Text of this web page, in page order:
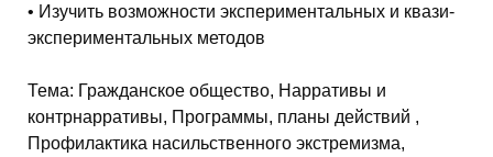
• Изучить возможности экспериментальных и квази-
экспериментальных методов
Тема: Гражданское общество, Нарративы и
контрнарративы, Программы, планы действий ,
Профилактика насильственного экстремизма,